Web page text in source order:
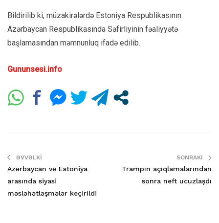
Bildirilib ki, müzakirələrdə Estoniya Respublikasının
Azərbaycan Respublikasında Səfirliyinin fəaliyyətə
başlamasından məmnunluq ifadə edilib.
Gununsesi.info
ƏVVƏLKI
Azərbaycan və Estoniya
arasında siyasi
məsləhətləşmələr keçirildi
SONRAKI
Trampın açıqlamalarından
sonra neft ucuzlaşdı